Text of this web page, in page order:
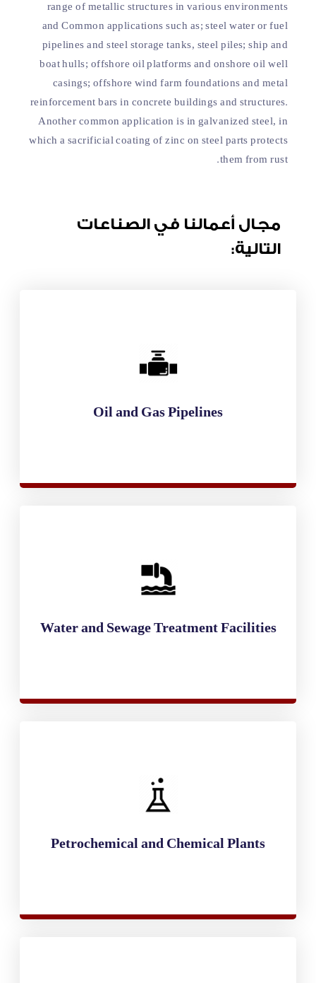
range of metallic structures in various environments
and Common applications such as; steel water or fuel
pipelines and steel storage tanks, steel piles; ship and
boat hulls; offshore oil platforms and onshore oil well
casings; offshore wind farm foundations and metal
reinforcement bars in concrete buildings and structures.
Another common application is in galvanized steel, in
which a sacrificial coating of zinc on steel parts protects
them from rust.
مجال أعمالنا في الصناعات
التالية:
Oil and Gas Pipelines
Water and Sewage Treatment Facilities
Petrochemical and Chemical Plants